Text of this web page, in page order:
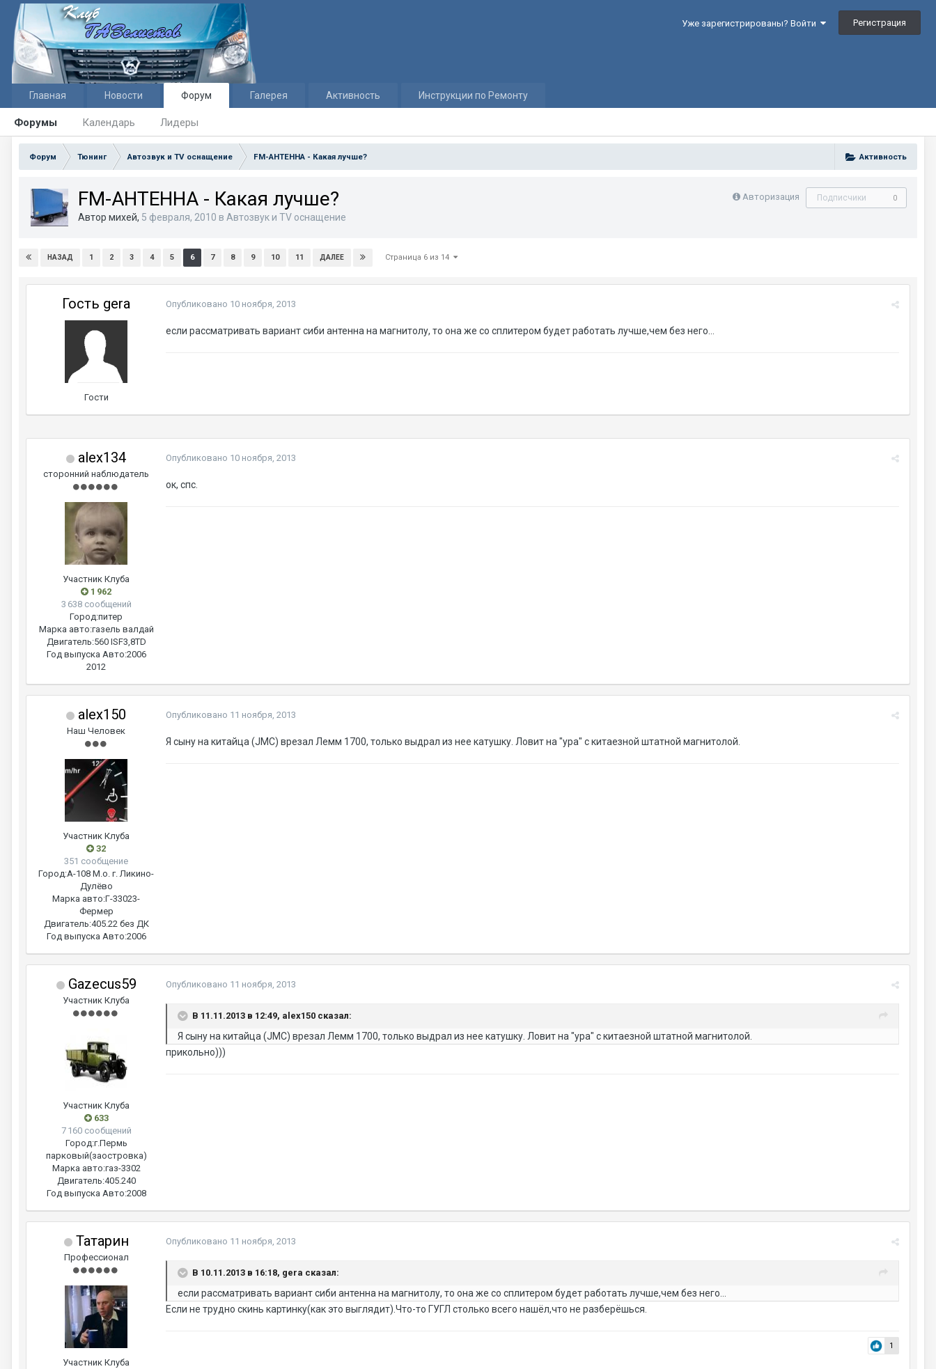
Уже зарегистрированы? Войти Регистрация
Главная Новости Форум
Форумы Календарь Лидеры
Галерея Активность Инструкции по Ремонту
Активность
Форум Тюнинг Автозвук и TV оснащение FM-АНТЕННА - Какая лучше?
Авторизация Подписчики 0
FM-АНТЕННА - Какая лучше?
Автор михей, 5 февраля, 2010 в Автозвук и TV оснащение
НАЗАД 1 2 3 4 5 6 7 8 9 10 11 ДАЛЕЕ Страница 6 из 14
Гость gera
Гости
Опубликовано 10 ноября, 2013
если рассматривать вариант сиби антенна на магнитолу, то она же со сплитером будет работать лучше,чем без него...
alex134
сторонний наблюдатель
Участник Клуба
1 962
3 638 сообщений
Город:питер
Марка авто:газель валдай
Двигатель:560 ISF3,8TD
Год выпуска Авто:2006
2012
Опубликовано 10 ноября, 2013
ок, спс.
alex150
Наш Человек
Участник Клуба
32
351 сообщение
Город:А-108 М.о. г. Ликино-
Дулёво
Марка авто:Г-33023-
Фермер
Двигатель:405.22 без ДК
Год выпуска Авто:2006
Опубликовано 11 ноября, 2013
Я сыну на китайца (JMC) врезал Лемм 1700, только выдрал из нее катушку. Ловит на "ура" с китаезной штатной магнитолой.
Gazecus59
Участник Клуба
Участник Клуба
633
7 160 сообщений
Город:г.Пермь
парковый(заостровка)
Марка авто:газ-3302
Двигатель:405.240
Год выпуска Авто:2008
Опубликовано 11 ноября, 2013
В 11.11.2013 в 12:49, alex150 сказал:
Я сыну на китайца (JMC) врезал Лемм 1700, только выдрал из нее катушку. Ловит на "ура" с китаезной штатной магнитолой.
прикольно)))
Татарин
Профессионал
Участник Клуба
Опубликовано 11 ноября, 2013
В 10.11.2013 в 16:18, gera сказал:
если рассматривать вариант сиби антенна на магнитолу, то она же со сплитером будет работать лучше,чем без него...
Если не трудно скинь картинку(как это выглядит).Что-то ГУГЛ столько всего нашёл,что не разберёшься.
1